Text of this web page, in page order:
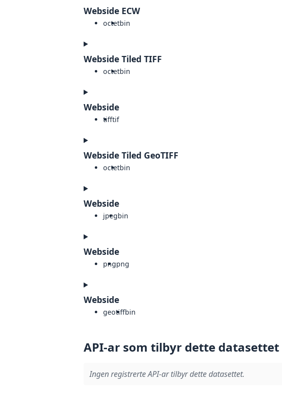
Webside ECW
octetbin
Webside Tiled TIFF
octetbin
Webside
tifftif
Webside Tiled GeoTIFF
octetbin
Webside
jpegbin
Webside
pngpng
Webside
geotiffbin
API-ar som tilbyr dette datasettet
Ingen registrerte API-ar tilbyr dette datasettet.